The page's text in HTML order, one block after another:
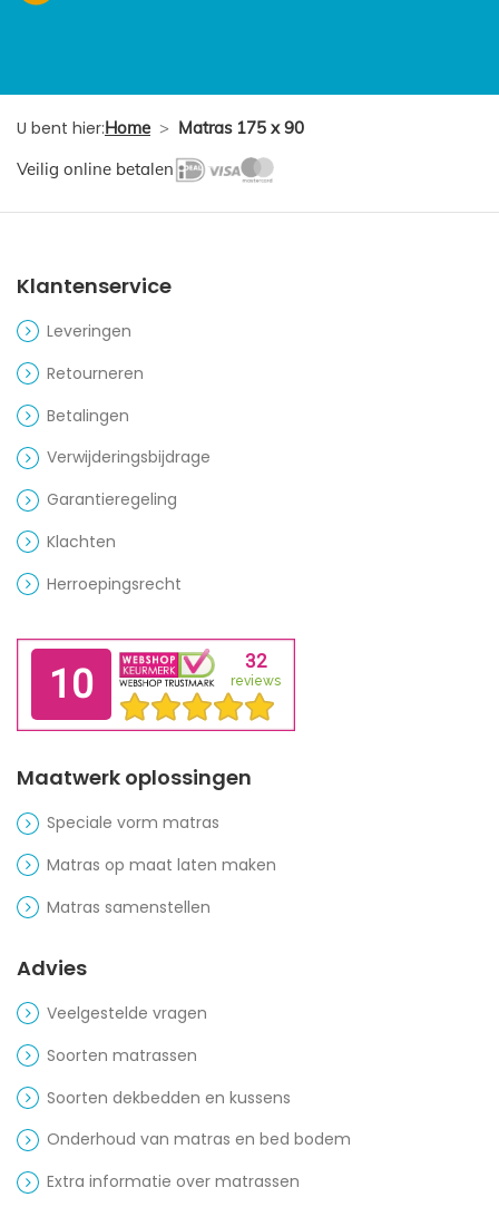
U bent hier:Home > Matras 175 x 90
Veilig online betalen
Klantenservice
Leveringen
Retourneren
Betalingen
Verwijderingsbijdrage
Garantieregeling
Klachten
Herroepingsrecht
Maatwerk oplossingen
Speciale vorm matras
Matras op maat laten maken
Matras samenstellen
Advies
Veelgestelde vragen
Soorten matrassen
Soorten dekbedden en kussens
Onderhoud van matras en bed bodem
Extra informatie over matrassen